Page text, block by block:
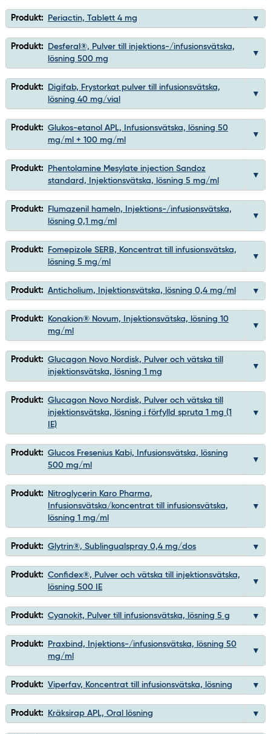
Produkt: Periactin, Tablett 4 mg
Produkt:
Desferal®, Pulver till injektions-/infusionsvätska,
lösning 500 mg
Produkt:
Digifab, Frystorkat pulver till infusionsvätska,
lösning 40 mg/vial
Produkt: Glukos-etanol APL, Infusionsvätska, lösning 50
mg/ml + 100 mg/ml
Produkt:
Phentolamine Mesylate injection Sandoz
standard, Injektionsvätska, lösning 5 mg/ml
Produkt:
Flumazenil hameln, Injektions-/infusionsvätska,
lösning 0,1 mg/ml
Produkt:
Fomepizole SERB, Koncentrat till infusionsvätska,
lösning 5 mg/ml
Produkt: Anticholium, Injektionsvätska, lösning 0,4 mg/ml
Produkt:
Konakion® Novum, Injektionsvätska, lösning 10
mg/ml
Produkt: Glucagon Novo Nordisk, Pulver och vätska till
injektionsvätska, lösning 1 mg
Produkt: Glucagon Novo Nordisk, Pulver och vätska till
injektionsvätska, lösning i förfylld spruta 1 mg (1
IE)
Produkt: Glucos Fresenius Kabi, Infusionsvätska, lösning
500 mg/ml
Produkt:
Nitroglycerin Karo Pharma,
Infusionsvätska/koncentrat till infusionsvätska,
lösning 1 mg/ml
Produkt: Glytrin®, Sublingualspray 0,4 mg/dos
Produkt: Confidex®, Pulver och vätska till injektionsvätska,
lösning 500 IE
Produkt: Cyanokit, Pulver till infusionsvätska, lösning 5 g
Produkt:
Praxbind, Injektions-/infusionsvätska, lösning 50
mg/ml
Produkt: Viperfav, Koncentrat till infusionsvätska, lösning
Produkt: Kräksirap APL, Oral lösning